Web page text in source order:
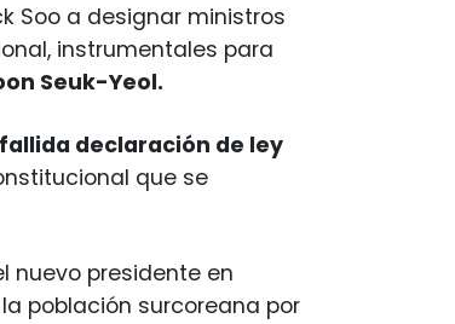
Soo a designar ministros
instrumentales para
Seuk-Yeol.
fallida declaración de ley
que se
nuevo presidente en
población surcoreana por